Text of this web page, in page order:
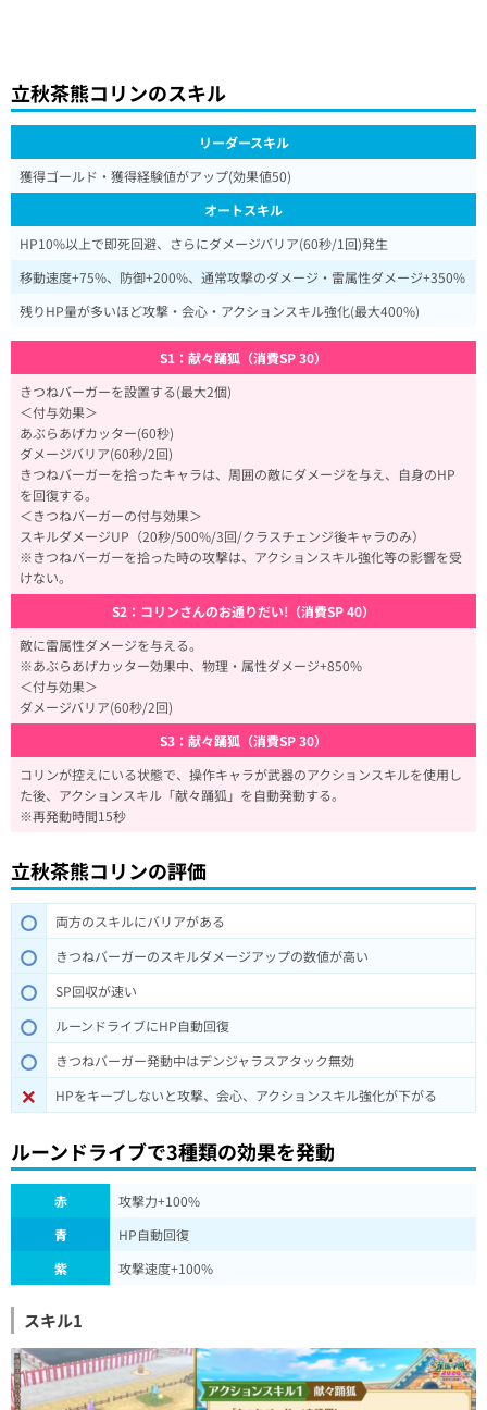
立秋茶熊コリンのスキル
リーダースキル
獲得ゴールド・獲得経験値がアップ(効果値50)
オートスキル
HP10%以上で即死回避、さらにダメージバリア(60秒/1回)発生
移動速度+75%、防御+200%、通常攻撃のダメージ・雷属性ダメージ+350%
残りHP量が多いほど攻撃・会心・アクションスキル強化(最大400%)
S1：献々踊狐（消費SP 30）
きつねバーガーを設置する(最大2個)
＜付与効果＞
あぶらあげカッター(60秒)
ダメージバリア(60秒/2回)
きつねバーガーを拾ったキャラは、周囲の敵にダメージを与え、自身のHP
を回復する。
＜きつねバーガーの付与効果＞
スキルダメージUP（20秒/500%/3回/クラスチェンジ後キャラのみ）
※きつねバーガーを拾った時の攻撃は、アクションスキル強化等の影響を受
けない。
S2：コリンさんのお通りだい!（消費SP 40）
敵に雷属性ダメージを与える。
※あぶらあげカッター効果中、物理・属性ダメージ+850%
＜付与効果＞
ダメージバリア(60秒/2回)
S3：献々踊狐（消費SP 30）
コリンが控えにいる状態で、操作キャラが武器のアクションスキルを使用し
た後、アクションスキル「献々踊狐」を自動発動する。
※再発動時間15秒
立秋茶熊コリンの評価
両方のスキルにバリアがある
きつねバーガーのスキルダメージアップの数値が高い
SP回収が速い
ルーンドライブにHP自動回復
きつねバーガー発動中はデンジャラスアタック無効
HPをキープしないと攻撃、会心、アクションスキル強化が下がる
ルーンドライブで3種類の効果を発動
赤
攻撃力+100%
青
HP自動回復
紫
攻撃速度+100%
スキル1